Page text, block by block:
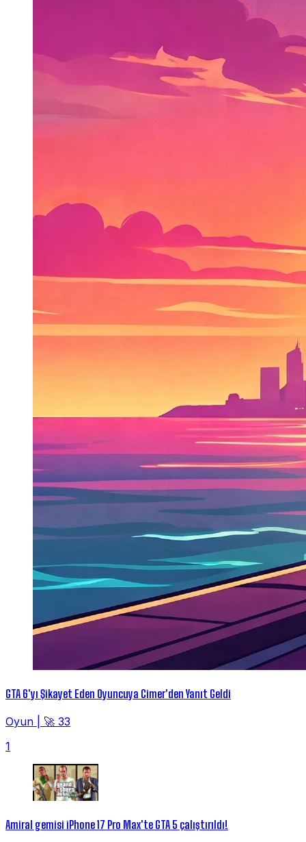
GTA 6'yı Şikayet Eden Oyuncuya Cimer'den Yanıt Geldi
Oyun
🚀 33
1
Amiral gemisi iPhone 17 Pro Max'te GTA 5 çalıştırıldı!